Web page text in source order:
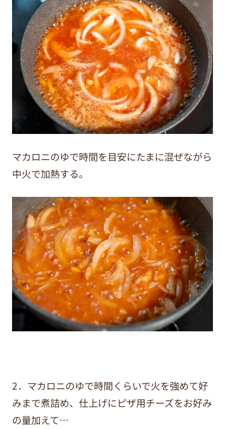
マカロニのゆで時間を目安にたまに混ぜながら
中火で加熱する。
2．マカロニのゆで時間くらいで火を強めて好
みまで煮詰め、仕上げにピザ用チーズをお好み
の量加えて…